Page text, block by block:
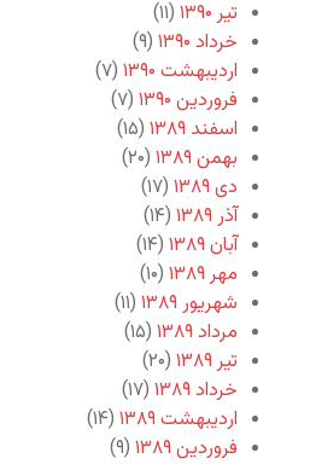
تیر ۱۳۹۰
(۱۱)
خرداد ۱۳۹۰
(۹)
اردیبهشت ۱۳۹۰
(۷)
فروردین ۱۳۹۰
(۷)
اسفند ۱۳۸۹
(۱۵)
بهمن ۱۳۸۹
(۲۰)
دی ۱۳۸۹
(۱۷)
آذر ۱۳۸۹
(۱۴)
آبان ۱۳۸۹
(۱۴)
مهر ۱۳۸۹
(۱۰)
شهریور ۱۳۸۹
(۱۱)
مرداد ۱۳۸۹
(۱۵)
تیر ۱۳۸۹
(۲۰)
خرداد ۱۳۸۹
(۱۷)
اردیبهشت ۱۳۸۹
(۱۴)
فروردین ۱۳۸۹
(۹)